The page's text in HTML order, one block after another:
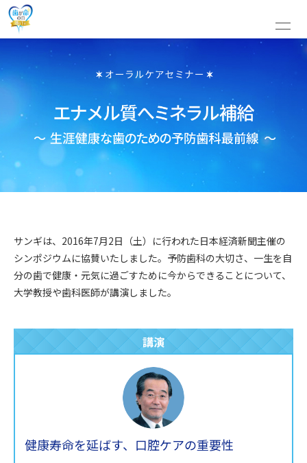
サンギは、2016年7月2日（土）に行われた日本経済新聞主催の
シンポジウムに協賛いたしました。予防歯科の大切さ、一生を自
分の歯で健康・元気に過ごすために今からできることについて、
大学教授や歯科医師が講演しました。
講演
健康寿命を延ばす、口腔ケアの重要性